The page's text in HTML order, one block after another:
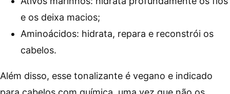
e os deixa macios;
Aminoácidos: hidrata, repara e reconstrói os
cabelos.
Além disso, esse tonalizante é vegano e indicado